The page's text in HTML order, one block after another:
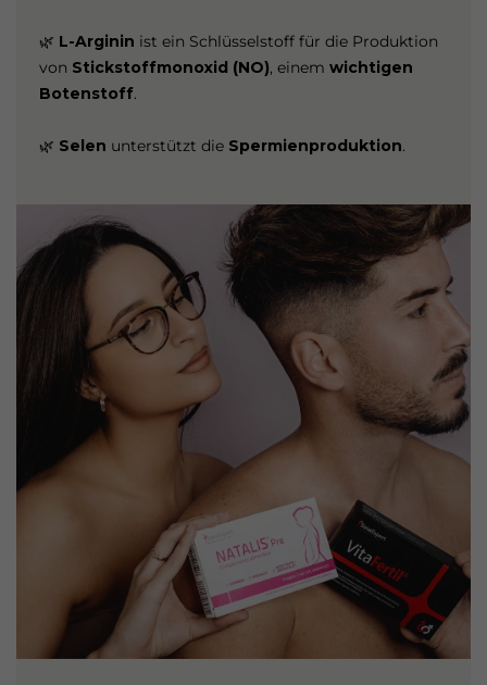
🌿 L-Arginin ist ein Schlüsselstoff für die Produktion
von Stickstoffmonoxid (NO), einem wichtigen
Botenstoff.
🌿 Selen unterstützt die Spermienproduktion.